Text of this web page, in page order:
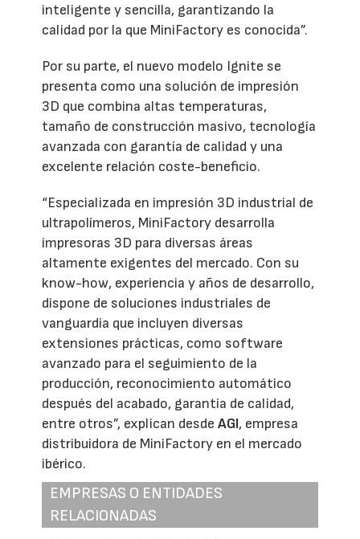
inteligente y sencilla, garantizando la
calidad por la que MiniFactory es conocida”.
Por su parte, el nuevo modelo Ignite se
presenta como una solución de impresión
3D que combina altas temperaturas,
tamaño de construcción masivo, tecnología
avanzada con garantía de calidad y una
excelente relación coste-beneficio.
“Especializada en impresión 3D industrial de
ultrapolímeros, MiniFactory desarrolla
impresoras 3D para diversas áreas
altamente exigentes del mercado. Con su
know-how, experiencia y años de desarrollo,
dispone de soluciones industriales de
vanguardia que incluyen diversas
extensiones prácticas, como software
avanzado para el seguimiento de la
producción, reconocimiento automático
después del acabado, garantía de calidad,
entre otros”, explican desdeAGI, empresa
distribuidora de MiniFactory en el mercado
ibérico.
EMPRESAS O ENTIDADES
RELACIONADAS